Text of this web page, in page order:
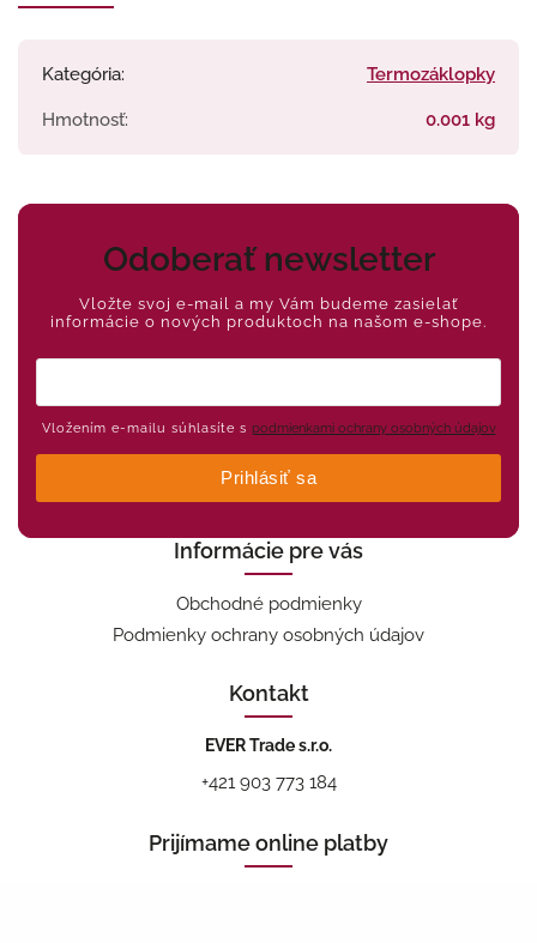
Kategória: Termozáklopky
Hmotnosť: 0.001 kg
Odoberať newsletter
Vložte svoj e-mail a my Vám budeme zasielať
informácie o nových produktoch na našom e-shope.
Vložením e-mailu súhlasíte s podmienkami ochrany osobných údajov
Prihlásiť sa
Informácie pre vás
Obchodné podmienky
Podmienky ochrany osobných údajov
Kontakt
EVER Trade s.r.o.
+421 903 773 184
Prijímame online platby